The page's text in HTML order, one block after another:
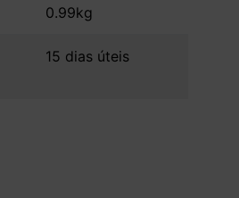
0.99kg
15 dias úteis